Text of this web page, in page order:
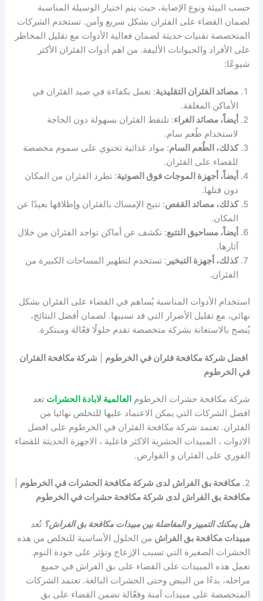
حسب البيئة ونوع الإصابة، حيث يتم اختيار الوسيلة المناسبة
لضمان القضاء على الفئران بشكل سريع وآمن. تستخدم الشركات
المتخصصة تقنيات حديثة لضمان فعالية الأدوات مع تقليل المخاطر
على الأفراد والحيوانات الأليفة. من اهم أدوات الفئران الأكثر
شيوعًا:
مصائد الفئران التقليدية: تعمل بكفاءة في صيد الفئران في
الأماكن المغلقة.
أيضاً، مصائد الغراء: تلتقط الفئران بسهولة دون الحاجة
لاستخدام طُعم سام.
كذلك، الطُعم السام: مواد غذائية تحتوي على سموم مخصصة
للقضاء على الفئران.
أيضاً، أجهزة الموجات فوق الصوتية: تطرد الفئران من المكان
دون قتلها.
كذلك، مصائد القفص: تتيح الإمساك بالفئران وإطلاقها بعيدًا عن
المكان.
أيضاً، مساحيق التتبع: تكشف عن أماكن تواجد الفئران من خلال
آثارها.
كذلك، أجهزة التبخير : تستخدم لتطهير المساحات الكبيرة من
الفئران.
استخدام الأدوات المناسبة يُساهم في القضاء على الفئران بشكل
نهائي، مع تقليل الأضرار التي قد تسببها. لضمان أفضل النتائج،
يُنصح بالاستعانة بشركة متخصصة تقدم حلولًا فعّالة ومبتكرة.
افضل شركة مكافحة فئران في الخرطوم
شركة مكافحة الفئران
في الخرطوم
شركة مكافحة حشرات الخرطوم العالمية لابادة الحشرات تعد
افضل الشركات التي يمكن الاعتماد عليها للتخلص نهائيا من
الفئران. تعتمد شركة مكافحة الفئران في الخرطوم على افضل
الادوات ، المبيدات الحشرية الاكثر فاعلية ، الاجهزة الحديثة للقضاء
الفوري على الفئران و القوارض.
2. مكافحة بق الفراش لدى شركة مكافحة الحشرات في الخرطوم
مكافحة بق الفراش لدى شركة مكافحة حشرات في الخرطوم
هل يمكنك التمييز و المفاضلة بين مبيدات مكافحة بق الفراش؟ تُعد
مبيدات مكافحة بق الفراش من الحلول الأساسية للتخلص من هذه
الحشرات الصغيرة التي تسبب الإزعاج وتؤثر على جودة النوم.
تعمل هذه المبيدات على القضاء على بق الفراش في جميع
مراحله، بدءًا من البيض وحتى الحشرات البالغة. تعتمد الشركات
المتخصصة على مبيدات آمنة وفعّالة تضمن القضاء على بق